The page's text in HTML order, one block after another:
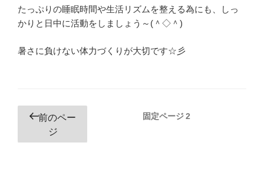
たっぷりの睡眠時間や生活リズムを整える為にも、しっ
かりと日中に活動をしましょう～(＾◇＾)
暑さに負けない体力づくりが大切です☆彡
ナ
前のペー
ジ
固定ページ2